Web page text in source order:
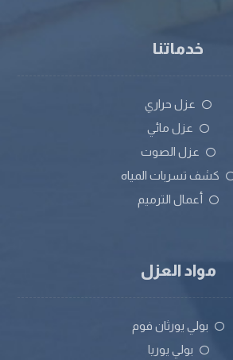
خدماتنا
عزل حراري
عزل مائي
عزل الصوت
كشف تسربات المياه
أعمال الترميم
مواد العزل
بولي يورثان فوم
بولي يوريا